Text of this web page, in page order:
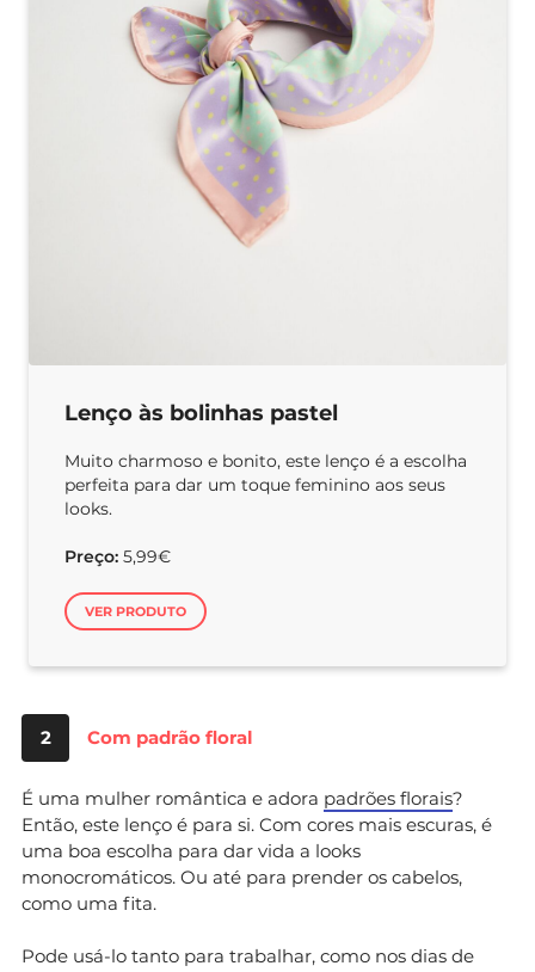
Lenço às bolinhas pastel
Muito charmoso e bonito, este lenço é a escolha
perfeita para dar um toque feminino aos seus
looks.
Preço: 5,99€
VER PRODUTO
2 Com padrão floral
É uma mulher romântica e adora padrões florais?
Então, este lenço é para si. Com cores mais escuras, é
uma boa escolha para dar vida a looks
monocromáticos. Ou até para prender os cabelos,
como uma fita.
Pode usá-lo tanto para trabalhar, como nos dias de